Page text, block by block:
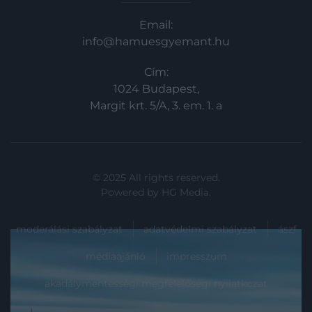
Email:
info@hamuesgyemant.hu
Cím:
1024 Budapest,
Margit krt. 5/A, 3. em. 1. a
© 2025 All rights reserved.
Powered by HG Media.
moderálási szabályzat adatvédelmi szabályzat ászf
médiaajánló impresszum
akadálymentességi megfelelőségi nyilatkozat